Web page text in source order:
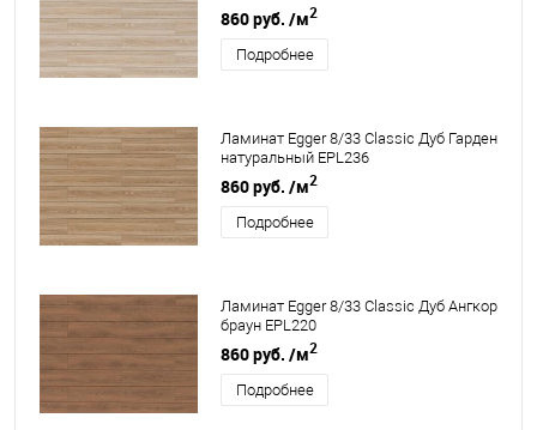
860 руб. /м2
Подробнее
Ламинат Egger 8/33 Classic Дуб Гарден
натуральный EPL236
860 руб. /м2
Подробнее
Ламинат Egger 8/33 Classic Дуб Ангкор
браун EPL220
860 руб. /м2
Подробнее